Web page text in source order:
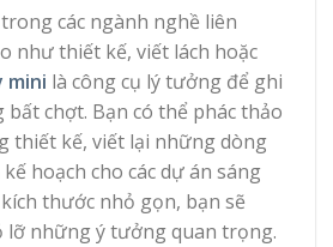
các ngành nghề liên
như thiết kế, viết lách hoặc
mini là công cụ lý tưởng để ghi
chợt. Bạn có thể phác thảo
thiết kế, viết lại những dòng
hoạch cho các dự án sáng
thước nhỏ gọn, bạn sẽ
lỡ những ý tưởng quan trọng.